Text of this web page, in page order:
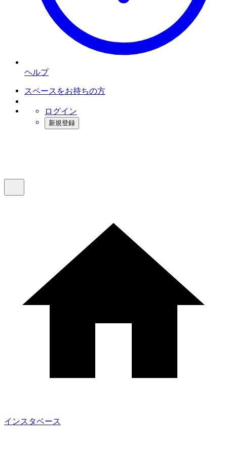
ヘルプ
スペースをお持ちの方
ログイン
新規登録
インスタベース